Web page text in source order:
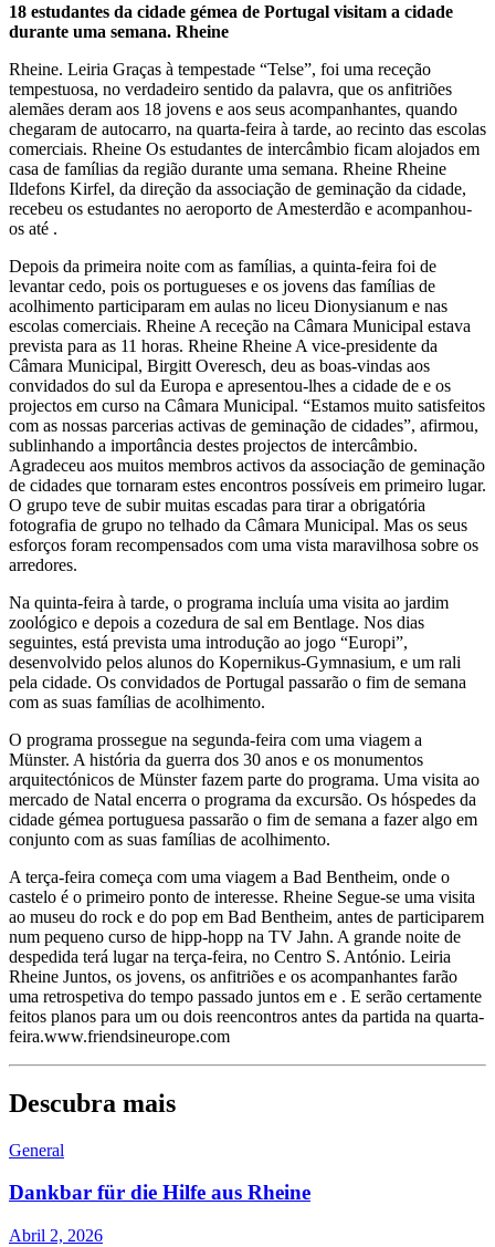
18 estudantes da cidade gémea de Portugal visitam a cidade
durante uma semana. Rheine
Rheine. Leiria Graças à tempestade “Telse”, foi uma receção
tempestuosa, no verdadeiro sentido da palavra, que os anfitriões
alemães deram aos 18 jovens e aos seus acompanhantes, quando
chegaram de autocarro, na quarta-feira à tarde, ao recinto das escolas
comerciais. Rheine Os estudantes de intercâmbio ficam alojados em
casa de famílias da região durante uma semana. Rheine Rheine
Ildefons Kirfel, da direção da associação de geminação da cidade,
recebeu os estudantes no aeroporto de Amesterdão e acompanhou-
os até .
Depois da primeira noite com as famílias, a quinta-feira foi de
levantar cedo, pois os portugueses e os jovens das famílias de
acolhimento participaram em aulas no liceu Dionysianum e nas
escolas comerciais. Rheine A receção na Câmara Municipal estava
prevista para as 11 horas. Rheine Rheine A vice-presidente da
Câmara Municipal, Birgitt Overesch, deu as boas-vindas aos
convidados do sul da Europa e apresentou-lhes a cidade de e os
projectos em curso na Câmara Municipal. “Estamos muito satisfeitos
com as nossas parcerias activas de geminação de cidades”, afirmou,
sublinhando a importância destes projectos de intercâmbio.
Agradeceu aos muitos membros activos da associação de geminação
de cidades que tornaram estes encontros possíveis em primeiro lugar.
O grupo teve de subir muitas escadas para tirar a obrigatória
fotografia de grupo no telhado da Câmara Municipal. Mas os seus
esforços foram recompensados com uma vista maravilhosa sobre os
arredores.
Na quinta-feira à tarde, o programa incluía uma visita ao jardim
zoológico e depois a cozedura de sal em Bentlage. Nos dias
seguintes, está prevista uma introdução ao jogo “Europi”,
desenvolvido pelos alunos do Kopernikus-Gymnasium, e um rali
pela cidade. Os convidados de Portugal passarão o fim de semana
com as suas famílias de acolhimento.
O programa prossegue na segunda-feira com uma viagem a
Münster. A história da guerra dos 30 anos e os monumentos
arquitectónicos de Münster fazem parte do programa. Uma visita ao
mercado de Natal encerra o programa da excursão. Os hóspedes da
cidade gémea portuguesa passarão o fim de semana a fazer algo em
conjunto com as suas famílias de acolhimento.
A terça-feira começa com uma viagem a Bad Bentheim, onde o
castelo é o primeiro ponto de interesse. Rheine Segue-se uma visita
ao museu do rock e do pop em Bad Bentheim, antes de participarem
num pequeno curso de hipp-hopp na TV Jahn. A grande noite de
despedida terá lugar na terça-feira, no Centro S. António. Leiria
Rheine Juntos, os jovens, os anfitriões e os acompanhantes farão
uma retrospetiva do tempo passado juntos em e . E serão certamente
feitos planos para um ou dois reencontros antes da partida na quarta-
feira.www.friendsineurope.com
Descubra mais
General
Dankbar für die Hilfe aus Rheine
Abril 2, 2026